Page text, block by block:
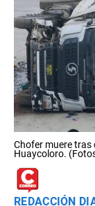
Chofer muere tras
Huaycoloro.
REDACCIÓN